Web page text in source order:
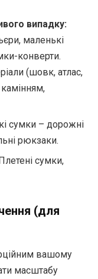
випадку:
маленькі
конверти.
(шовк, атлас,
сумки – дорожні
рюкзаки.
сумки,
(для
вашому
масштабу